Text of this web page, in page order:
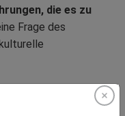
die es zu
Frage des
Strategie, die